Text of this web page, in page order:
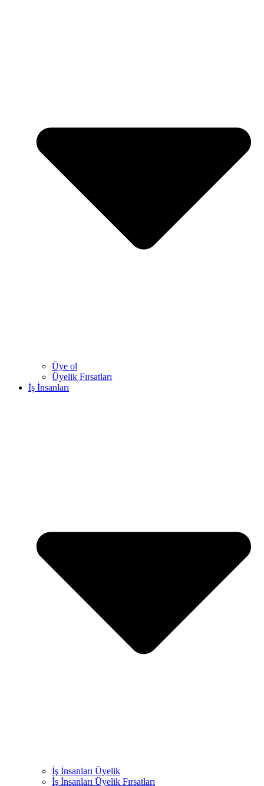
Üye ol
Üyelik Fırsatları
İş İnsanları
İş İnsanları Üyelik
İş İnsanları Üyelik Fırsatları